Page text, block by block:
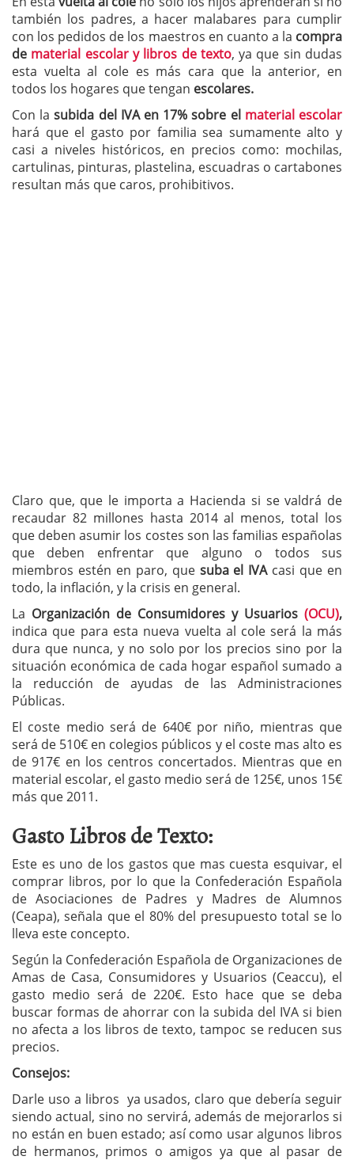
también los padres, a hacer malabares para cumplir
con los pedidos de los maestros en cuanto a la compra
de material escolar y libros de texto, ya que sin dudas
esta vuelta al cole es más cara que la anterior, en
todos los hogares que tengan escolares.
Con la subida del IVA en 17% sobre el material escolar
hará que el gasto por familia sea sumamente alto y
casi a niveles históricos, en precios como: mochilas,
cartulinas, pinturas, plastelina, escuadras o cartabones
resultan más que caros, prohibitivos.
Claro que, que le importa a Hacienda si se valdrá de
recaudar 82 millones hasta 2014 al menos, total los
que deben asumir los costes son las familias españolas
que deben enfrentar que alguno o todos sus
miembros estén en paro, quesuba el IVAcasi que en
todo, la inflación, y la crisis en general.
La Organización de Consumidores y Usuarios (OCU),
indica que para esta nueva vuelta al cole será la más
dura que nunca, y no solo por los precios sino por la
situación económica de cada hogar español sumado a
la reducción de ayudas de las Administraciones
Públicas.
El coste medio será de 640€ por niño, mientras que
será de 510€ en colegios públicos y el coste mas alto es
de 917€ en los centros concertados. Mientras que en
material escolar, el gasto medio será de 125€, unos 15€
más que 2011.
Gasto Libros de Texto:
Este es uno de los gastos que mas cuesta esquivar, el
comprar libros, por lo que la Confederación Española
de Asociaciones de Padres y Madres de Alumnos
(Ceapa), señala que el 80% del presupuesto total se lo
lleva este concepto.
Según la Confederación Española de Organizaciones de
Amas de Casa, Consumidores y Usuarios (Ceaccu), el
gasto medio será de 220€. Esto hace que se deba
buscar formas de ahorrar con la subida del IVA si bien
no afecta a los libros de texto, tampoc se reducen sus
precios.
Consejos:
Darle uso a libros ya usados, claro que debería seguir
siendo actual, sino no servirá, además de mejorarlos si
no están en buen estado; así como usar algunos libros
de hermanos, primos o amigos ya que al pasar de